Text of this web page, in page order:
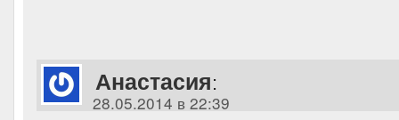
Анастасия:
28.05.2014 в 22:39